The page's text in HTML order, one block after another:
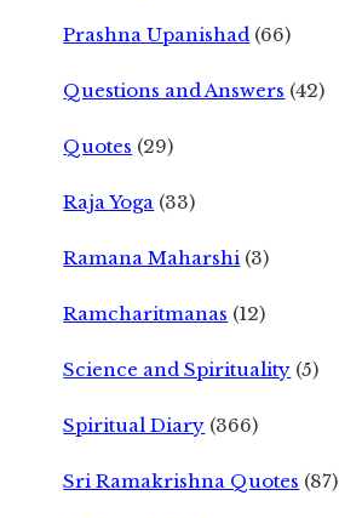
Prashna Upanishad (66)
Questions and Answers (42)
Quotes (29)
Raja Yoga (33)
Ramana Maharshi (3)
Ramcharitmanas (12)
Science and Spirituality (5)
Spiritual Diary (366)
Sri Ramakrishna Quotes (87)